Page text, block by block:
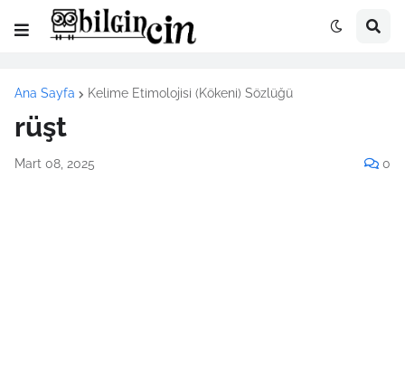
Ana Sayfa Kelime Etimolojisi (Kökeni) Sözlüğü
rüşt
Mart 08, 2025 0